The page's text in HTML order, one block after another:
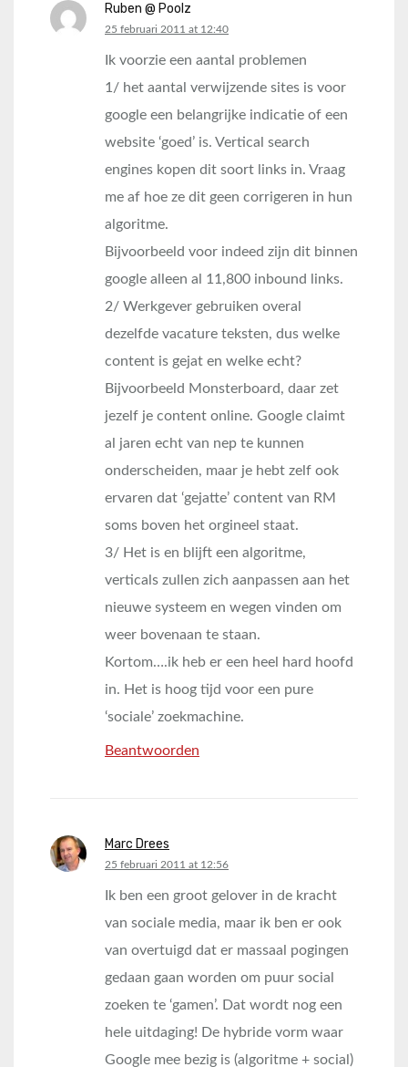
Ruben @ Poolz
says:
25 februari 2011 at 12:40
Ik voorzie een aantal problemen
1/ het aantal verwijzende sites is voor
google een belangrijke indicatie of een
website ‘goed’ is. Vertical search
engines kopen dit soort links in. Vraag
me af hoe ze dit geen corrigeren in hun
algoritme.
Bijvoorbeeld voor indeed zijn dit binnen
google alleen al 11,800 inbound links.
2/ Werkgever gebruiken overal
dezelfde vacature teksten, dus welke
content is gejat en welke echt?
Bijvoorbeeld Monsterboard, daar zet
jezelf je content online. Google claimt
al jaren echt van nep te kunnen
onderscheiden, maar je hebt zelf ook
ervaren dat ‘gejatte’ content van RM
soms boven het orgineel staat.
3/ Het is en blijft een algoritme,
verticals zullen zich aanpassen aan het
nieuwe systeem en wegen vinden om
weer bovenaan te staan.
Kortom….ik heb er een heel hard hoofd
in. Het is hoog tijd voor een pure
‘sociale’ zoekmachine.
Beantwoorden
Marc Drees
says:
25 februari 2011 at 12:56
Ik ben een groot gelover in de kracht
van sociale media, maar ik ben er ook
van overtuigd dat er massaal pogingen
gedaan gaan worden om puur social
zoeken te ‘gamen’. Dat wordt nog een
hele uitdaging! De hybride vorm waar
Google mee bezig is (algoritme + social)